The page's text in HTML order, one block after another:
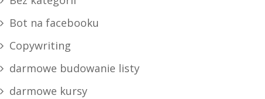
Bot na facebooku
Copywriting
darmowe budowanie listy
darmowe kursy